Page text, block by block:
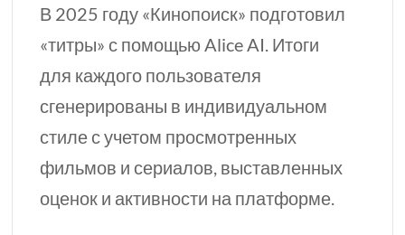
В 2025 году «Кинопоиск» подготовил
«титры» с помощью Alice AI. Итоги
для каждого пользователя
сгенерированы в индивидуальном
стиле с учетом просмотренных
фильмов и сериалов, выставленных
оценок и активности на платформе.